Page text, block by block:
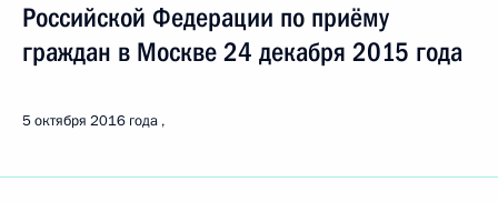
Российской Федерации по приёму
граждан в Москве 24 декабря 2015 года
5 октября 2016 года